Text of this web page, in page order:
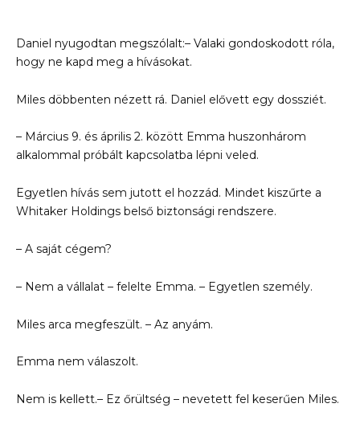
Daniel nyugodtan megszólalt:– Valaki gondoskodott róla,
hogy ne kapd meg a hívásokat.
Miles döbbenten nézett rá. Daniel elővett egy dossziét.
– Március 9. és április 2. között Emma huszonhárom
alkalommal próbált kapcsolatba lépni veled.
Egyetlen hívás sem jutott el hozzád. Mindet kiszűrte a
Whitaker Holdings belső biztonsági rendszere.
– A saját cégem?
– Nem a vállalat – felelte Emma. – Egyetlen személy.
Miles arca megfeszült. – Az anyám.
Emma nem válaszolt.
Nem is kellett.– Ez őrültség – nevetett fel keserűen Miles.